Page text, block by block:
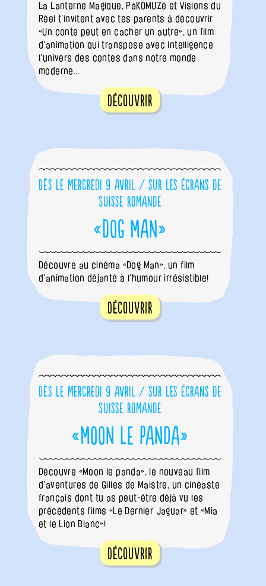
La Lanterne Magique, PâKOMUZé et Visions du
Réel t’invitent avec tes parents à découvrir
«Un conte peut en cacher un autre», un film
d'animation qui transpose avec intelligence
l'univers des contes dans notre monde
moderne...
Découvrir
Dès le mercredi 9 avril / sur les écrans de
Suisse romande
«Dog Man»
Découvre au cinéma «Dog Man», un film
d'animation déjanté à l'humour irrésistible!
Découvrir
Dès le mercredi 9 avril / sur les écrans de
Suisse romande
«Moon le panda»
Découvre «Moon le panda», le nouveau film
d'aventures de Gilles de Maistre, un cinéaste
français dont tu as peut-être déjà vu les
précédents films «Le Dernier Jaguar» et «Mia
et le Lion Blanc»!
Découvrir